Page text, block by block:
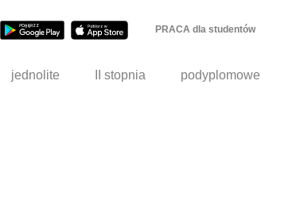
PRACA dla studentów
jednolite II stopnia podyplomowe